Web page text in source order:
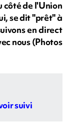
côté de l'Union
se dit "prêt" à
en direct
nous (Photos
suivi